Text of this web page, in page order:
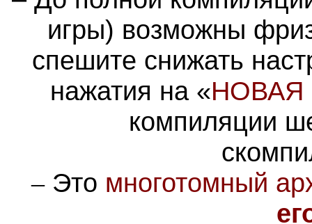
игры) возможны
спешите снижать
нажатия на «НОВАЯ
компиляции
–Это многотомный